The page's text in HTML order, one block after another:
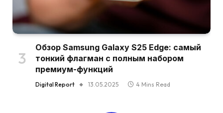
Обзор Samsung Galaxy S25 Edge: самый
тонкий флагман с полным набором
премиум-функций
Digital Report 13.05.2025 4 Mins Read